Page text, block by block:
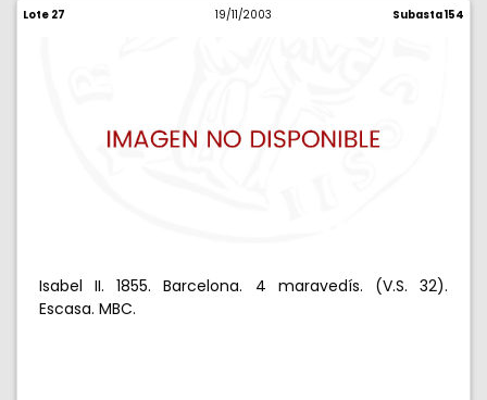
Lote 27 19/11/2003 Subasta 154
Isabel II. 1855. Barcelona. 4 maravedís. (V.S. 32).
Escasa. MBC.